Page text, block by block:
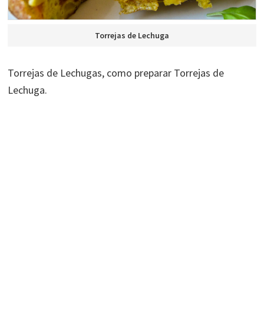
Torrejas de Lechuga
Torrejas de Lechugas, como preparar Torrejas de
Lechuga.